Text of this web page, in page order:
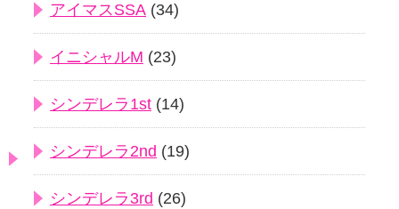
アイマスSSA (34)
イニシャルM (23)
シンデレラ1st (14)
シンデレラ2nd (19)
シンデレラ3rd (26)